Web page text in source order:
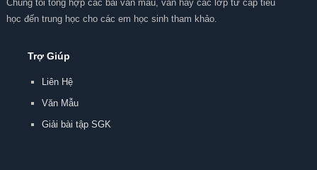
Chúng tôi tổng hợp các bài văn mẫu, văn hay các lớp từ cấp tiểu
học đến trung học cho các em học sinh tham khảo.
Trợ Giúp
Liên Hệ
Văn Mẫu
Giải bài tập SGK